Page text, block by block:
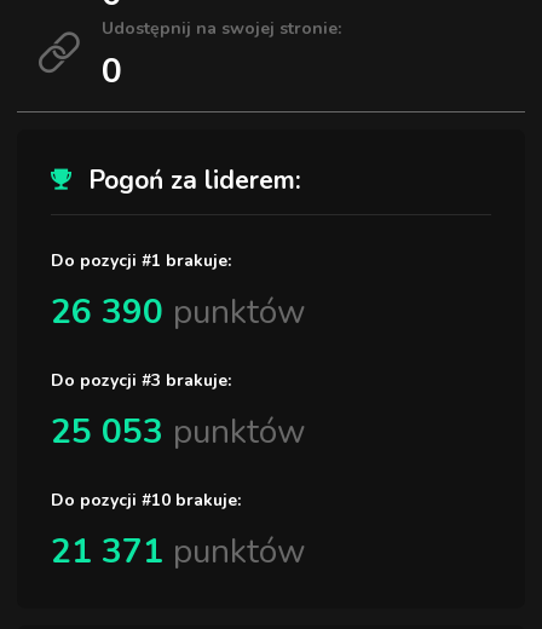
Udostępnij na swojej stronie:
0
Pogoń za liderem:
Do pozycji #1 brakuje:
26 390 punktów
Do pozycji #3 brakuje:
25 053 punktów
Do pozycji #10 brakuje:
21 371 punktów